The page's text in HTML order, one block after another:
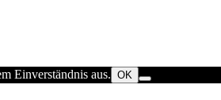
Einverständnis aus. OK